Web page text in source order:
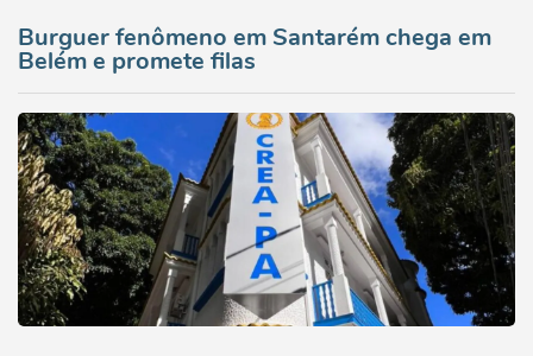
Burguer fenômeno em Santarém chega em
Belém e promete filas